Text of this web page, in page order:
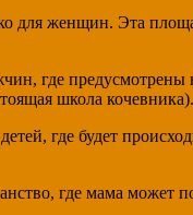
для женщин. Эта
где предусмотрены
школа кочевника).
где будет
где мама может